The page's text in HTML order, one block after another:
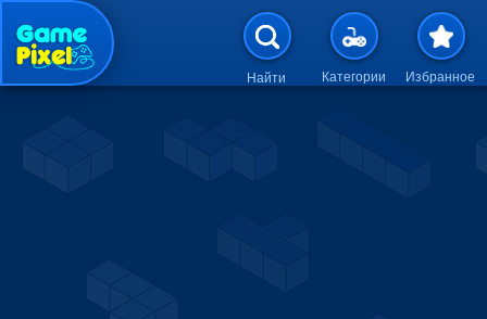
Перейти к основному
Найти Категории Избранное